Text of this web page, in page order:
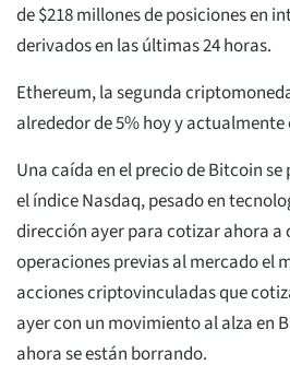
de $218 millones de posiciones en
derivados en las últimas 24 horas.
Ethereum, la segunda
alrededor de 5% hoy y actualmente
Una caída en el precio de Bitcoin se
el índice Nasdaq, pesado en
dirección ayer para cotizar ahora a
operaciones previas al mercado el
acciones criptovinculadas que
ayer con un movimiento al alza en
ahora se están borrando.